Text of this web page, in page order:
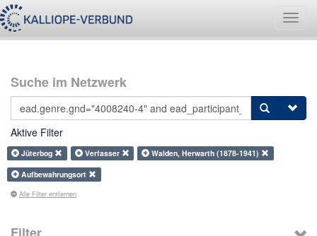
Suche im Netzwerk
Aktive Filter
Jüterbog Verfasser
Walden, Herwarth (1878-1941)
Aufbewahrungsort
Alle Filter entfernen